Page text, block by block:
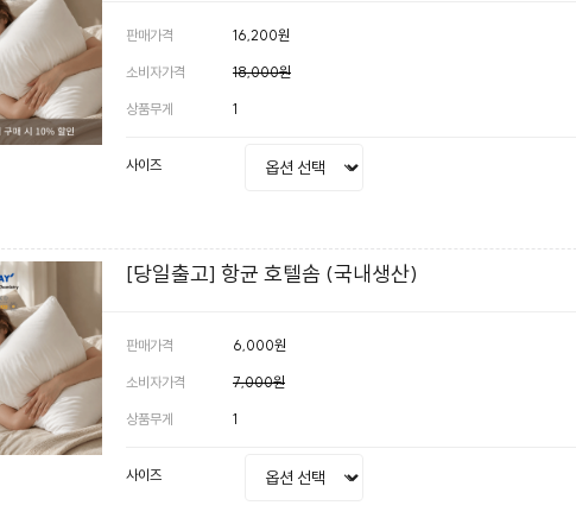
판매가격 16,200원
소비자가격 18,000원
상품무게 1
사이즈
[당일출고] 항균 호텔솜 (국내생산)
판매가격 6,000원
소비자가격 7,000원
상품무게 1
사이즈